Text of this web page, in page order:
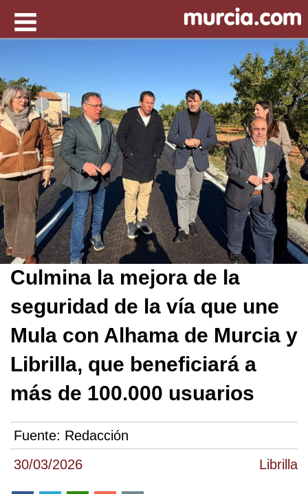
30/03/2026 Librilla
Culmina la mejora de la
seguridad de la vía que une
Mula con Alhama de Murcia y
Librilla, que beneficiará a
más de 100.000 usuarios
Fuente: Redacción